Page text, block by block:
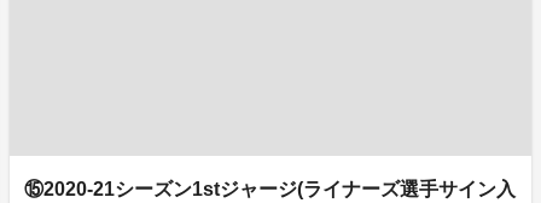
⑮2020-21シーズン1stジャージ(ライナーズ選手サイン入